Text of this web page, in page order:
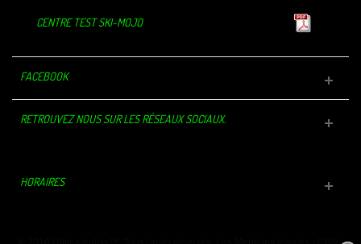
CENTRE TEST SKI-MOJO
FACEBOOK
RETROUVEZ NOUS SUR LES RÉSEAUX SOCIAUX.
HORAIRES